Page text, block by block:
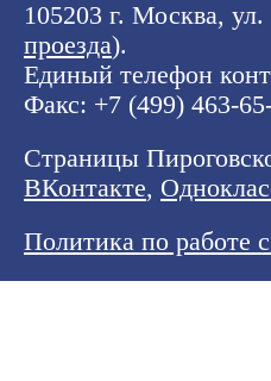
105203 г. Москва,
проезда).
Единый телефон
Факс: +7 (499) 463-
Страницы
ВКонтакте,
Политика по работе